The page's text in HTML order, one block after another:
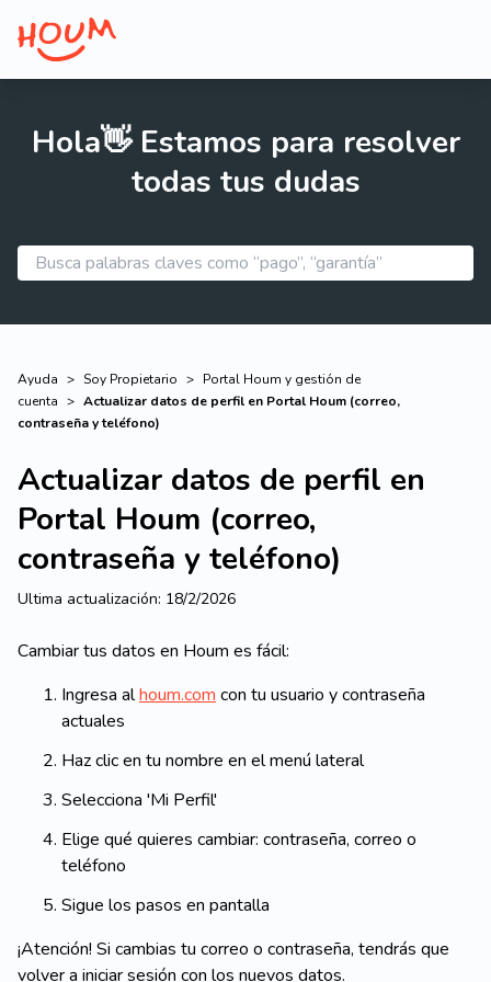
Hola👋 Estamos para resolver
todas tus dudas
Ayuda > Soy Propietario > Portal Houm y gestión de
cuenta > Actualizar datos de perfil en Portal Houm (correo,
contraseña y teléfono)
Actualizar datos de perfil en
Portal Houm (correo,
contraseña y teléfono)
Ultima actualización: 18/2/2026
Cambiar tus datos en Houm es fácil:
Ingresa alhoum.com con tu usuario y contraseña
actuales
Haz clic en tu nombre en el menú lateral
Selecciona 'Mi Perfil'
Elige qué quieres cambiar: contraseña, correo o
teléfono
Sigue los pasos en pantalla
¡Atención! Si cambias tu correo o contraseña, tendrás que
volver a iniciar sesión con los nuevos datos.